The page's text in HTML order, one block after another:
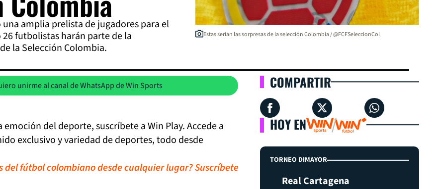
amplia prelista de jugadores para el
futbolistas harán parte de la
la Selección Colombia.
Estas serían las sorpresas de la selección Colombia / @FCFSeleccionCol
unirme al canal de WhatsApp de Win Sports
del deporte, suscríbete a Win Play. Accede a
exclusivo y variedad de deportes, todo desde
del fútbol colombiano desde cualquier lugar? Suscríbete
COMPARTIR
HOY EN
TORNEO DIMAYOR
Real Cartagena